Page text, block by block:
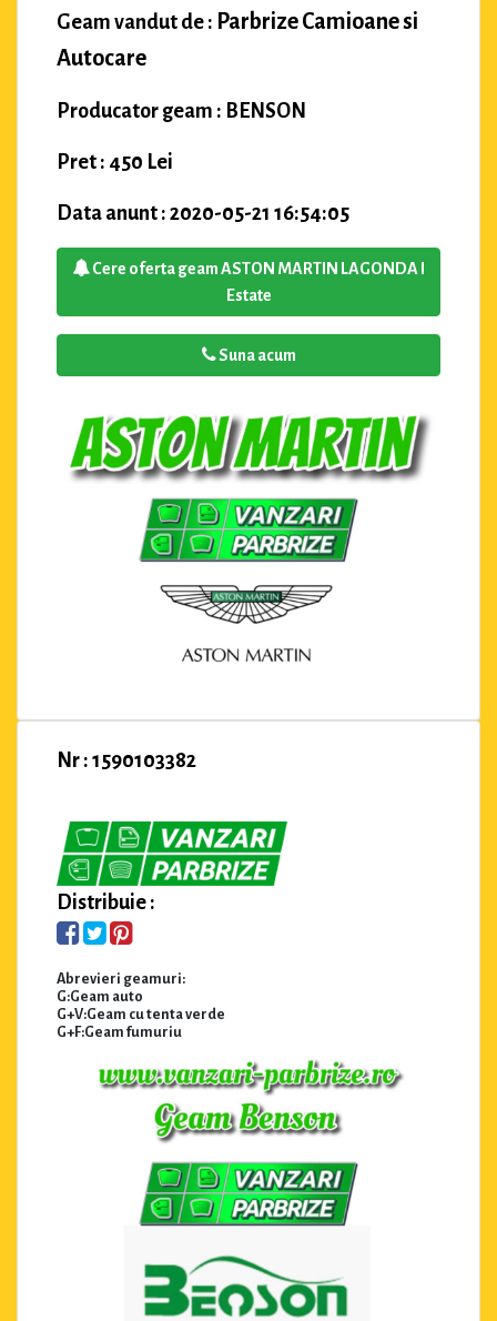
Geam vandut de : Parbrize Camioane si
Autocare
Producator geam : BENSON
Pret : 450 Lei
Data anunt : 2020-05-21 16:54:05
Cere oferta geam ASTON MARTIN LAGONDA I
Estate
Suna acum
Nr : 1590103382
Distribuie :
Abrevieri geamuri:
G:Geam auto
G+V:Geam cu tenta verde
G+F:Geam fumuriu